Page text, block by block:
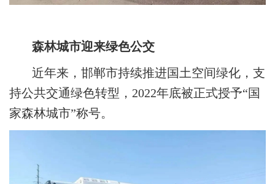
森林城市迎来绿色公交
近年来，邯郸市持续推进国土空间绿化，支
持公共交通绿色转型，2022年底被正式授予“国
家森林城市”称号。